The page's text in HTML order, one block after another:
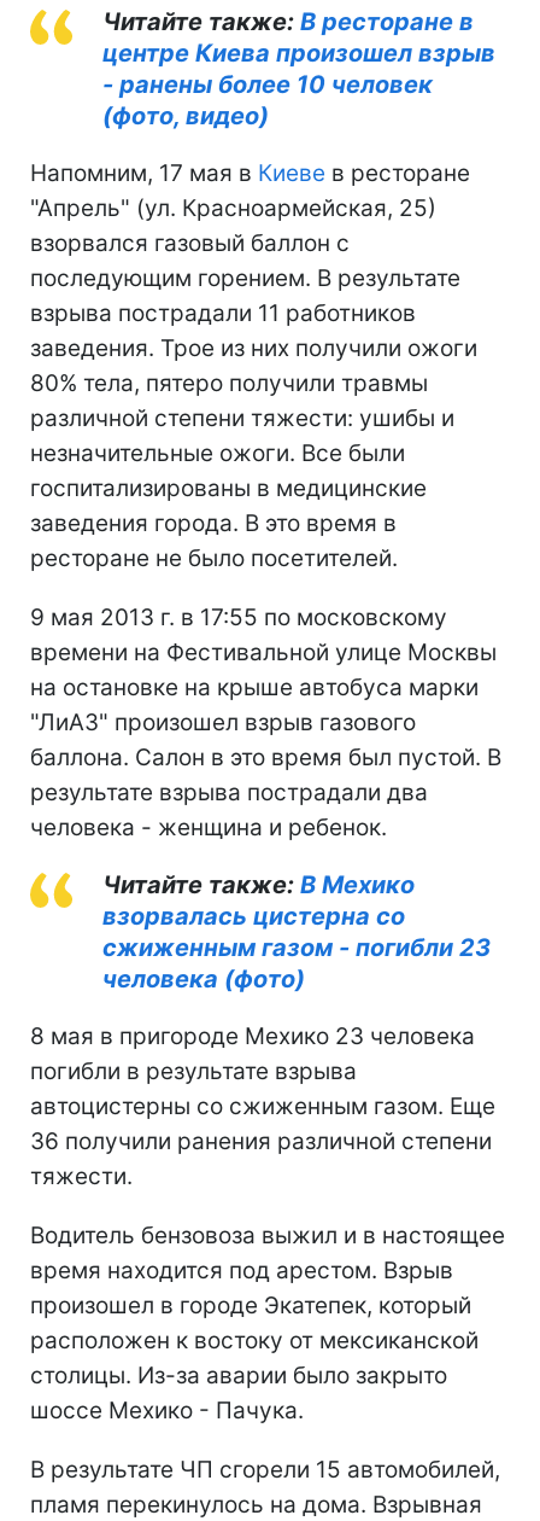
Читайте также: В ресторане в
центре Киева произошел взрыв
- ранены более 10 человек
(фото, видео)
Напомним, 17 мая в Киеве в ресторане
"Апрель" (ул. Красноармейская, 25)
взорвался газовый баллон с
последующим горением. В результате
взрыва пострадали 11 работников
заведения. Трое из них получили ожоги
80% тела, пятеро получили травмы
различной степени тяжести: ушибы и
незначительные ожоги. Все были
госпитализированы в медицинские
заведения города. В это время в
ресторане не было посетителей.
9 мая 2013 г. в 17:55 по московскому
времени на Фестивальной улице Москвы
на остановке на крыше автобуса марки
"ЛиАЗ" произошел взрыв газового
баллона. Салон в это время был пустой. В
результате взрыва пострадали два
человека - женщина и ребенок.
Читайте также: В Мехико
взорвалась цистерна со
сжиженным газом - погибли 23
человека (фото)
8 мая в пригороде Мехико 23 человека
погибли в результате взрыва
автоцистерны со сжиженным газом. Еще
36 получили ранения различной степени
тяжести.
Водитель бензовоза выжил и в настоящее
время находится под арестом. Взрыв
произошел в городе Экатепек, который
расположен к востоку от мексиканской
столицы. Из-за аварии было закрыто
шоссе Мехико - Пачука.
В результате ЧП сгорели 15 автомобилей,
пламя перекинулось на дома. Взрывная